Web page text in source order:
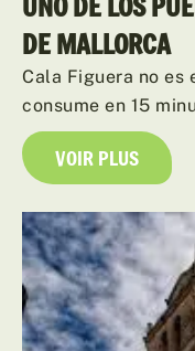
DE MALLORCA
Cala Figuera no es
consume en 15
VOIR PLUS